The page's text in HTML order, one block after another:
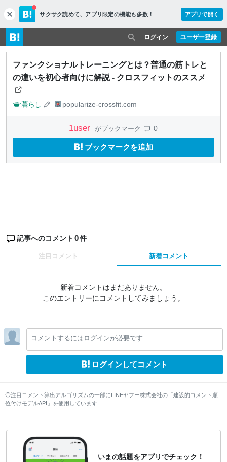
c
l
o
s
e
サクサク読めて、 アプリ限定の機能も多数！ アプリで開く
ユーザー登録
ログイン
ファンクショナルトレーニングとは？普通の筋トレと
の違いを初心者向けに解説 - クロスフィットのススメ
暮らし popularize-crossfit.com
1user がブックマーク 0
ブックマークを追加
記事へのコメント 0件
注目コメント 新着コメント
新着コメントはまだありません。
このエントリーにコメントしてみましょう。
コメントするにはログインが必要です
ログインしてコメント
注目コメント算出アルゴリズムの一部にLINEヤフー株式会社の「建設的コメント順
位付けモデルAPI」を使用しています
いまの話題をアプリでチェック！